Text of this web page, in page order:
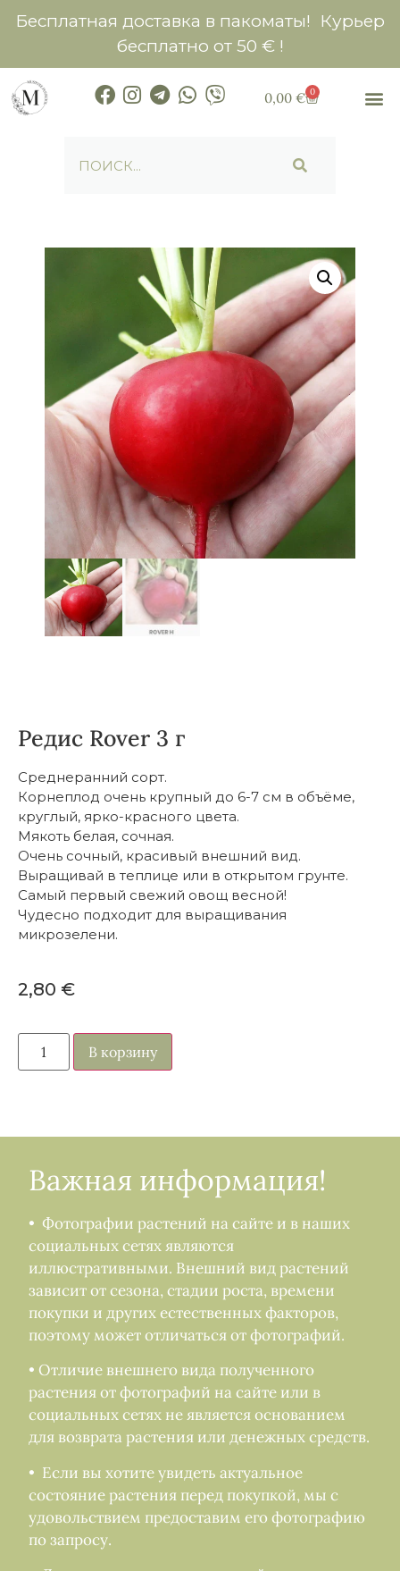
Бесплатная доставка в пакоматы! Курьер
бесплатно от 50 € !
0,00€ 0
Редис Rover 3 г
Среднеранний сорт.
Корнеплод очень крупный до 6-7 см в объёме,
круглый, ярко-красного цвета.
Мякоть белая, сочная.
Очень сочный, красивый внешний вид.
Выращивай в теплице или в открытом грунте.
Самый первый свежий овощ весной!
Чудесно подходит для выращивания
микрозелени.
2,80 €
В корзину
Важная информация!
• Фотографии растений на сайте и в наших
социальных сетях являются
иллюстративными. Внешний вид растений
зависит от сезона, стадии роста, времени
покупки и других естественных факторов,
поэтому может отличаться от фотографий.
• Отличие внешнего вида полученного
растения от фотографий на сайте или в
социальных сетях не является основанием
для возврата растения или денежных средств.
• Если вы хотите увидеть актуальное
состояние растения перед покупкой, мы с
удовольствием предоставим его фотографию
по запросу.